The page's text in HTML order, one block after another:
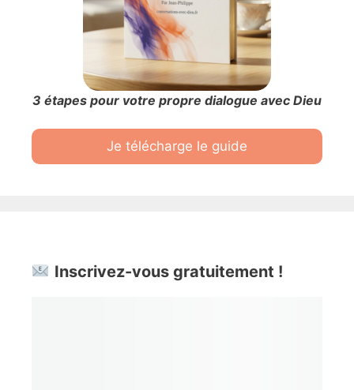
3 étapes pour votre propre dialogue avec Dieu
Je télécharge le guide
Inscrivez-vous gratuitement !